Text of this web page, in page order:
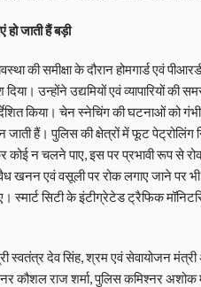
जाती हैं बड़ी
की समीक्षा के दौरान होमगार्ड एवं
उन्होंने उद्यमियों एवं व्यापारियों की
किया। चेन स्नेचिंग की घटनाओं को
जाती हैं। पुलिस की क्षेत्रों में फूट पेट्रोलिंग
कोई न चलने पाए, इस पर प्रभावी रूप से
खनन एवं वसूली पर रोक लगाए जाने पर
स्मार्ट सिटी के इंटीग्रेटेड ट्रैफिक
स्वतंत्र देव सिंह, श्रम एवं सेवायोजन मंत्री
कौशल राज शर्मा, पुलिस कमिश्नर